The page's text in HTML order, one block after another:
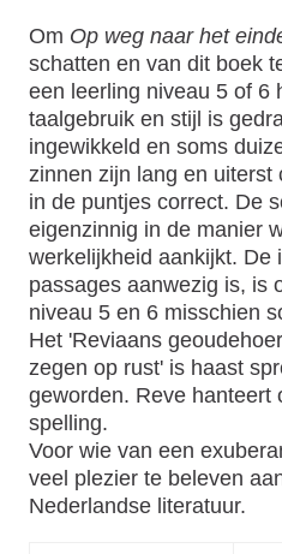
Om Op weg naar het
schatten en van dit boek
een leerling niveau 5 of 6
taalgebruik en stijl is
ingewikkeld en soms
zinnen zijn lang en uiterst
in de puntjes correct. De
eigenzinnig in de manier
werkelijkheid aankijkt. De
passages aanwezig is, is
niveau 5 en 6 misschien
Het 'Reviaans
zegen op rust' is haast
geworden. Reve hanteert
spelling.
Voor wie van een
veel plezier te beleven
Nederlandse literatuur.